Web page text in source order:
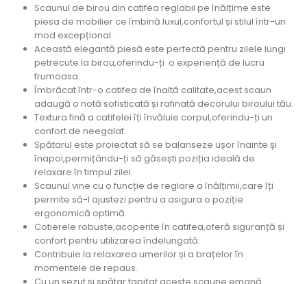
Scaunul de birou din catifea reglabil pe înălțime este
piesa de mobilier ce îmbină luxul,confortul și stilul într-un
mod excepțional.
Această elegantă piesă este perfectă pentru zilele lungi
petrecute la birou,oferindu-ți o experiență de lucru
frumoasa.
Îmbrăcat într-o catifea de înaltă calitate,acest scaun
adaugă o notă sofisticată și rafinată decorului biroului tău.
Textura fină a catifelei îți învăluie corpul,oferindu-ți un
confort de neegalat.
Spătarul este proiectat să se balanseze ușor înainte și
înapoi,permițându-ți să găsești poziția ideală de
relaxare în timpul zilei.
Scaunul vine cu o funcție de reglare a înălțimii,care îți
permite să-l ajustezi pentru a asigura o poziție
ergonomică optimă.
Cotierele robuste,acoperite în catifea,oferă siguranță și
confort pentru utilizarea îndelungată.
Contribuie la relaxarea umerilor și a brațelor în
momentele de repaus.
Cu un șezut și spătar tapițat aceste scaune emană